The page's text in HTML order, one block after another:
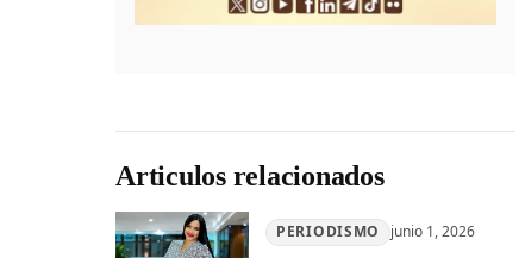
Articulos relacionados
PERIODISMO junio 1, 2026